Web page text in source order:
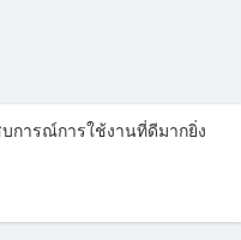
การณ์การใช้งานที่ดีมากยิ่ง